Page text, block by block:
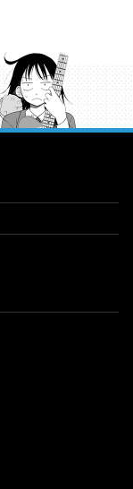
プルーキー！